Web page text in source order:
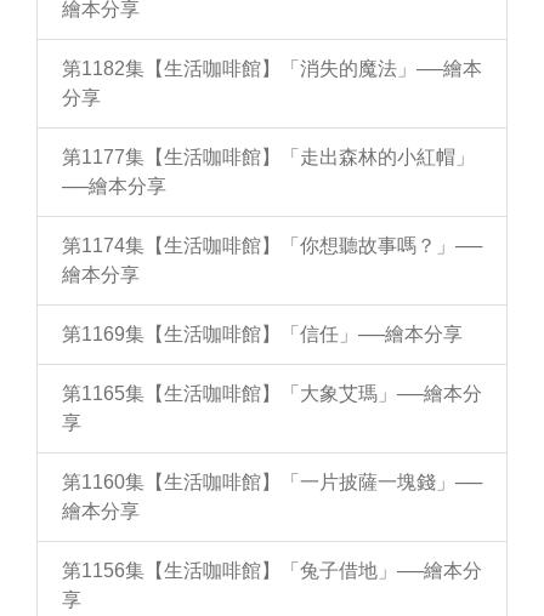
繪本分享
第1182集【生活咖啡館】「消失的魔法」──繪本
分享
第1177集【生活咖啡館】「走出森林的小紅帽」
──繪本分享
第1174集【生活咖啡館】「你想聽故事嗎？」──
繪本分享
第1169集【生活咖啡館】「信任」──繪本分享
第1165集【生活咖啡館】「大象艾瑪」──繪本分
享
第1160集【生活咖啡館】「一片披薩一塊錢」──
繪本分享
第1156集【生活咖啡館】「兔子借地」──繪本分
享